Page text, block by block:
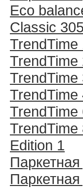
Eco
Classic
TrendTime
TrendTime
TrendTime
TrendTime
TrendTime
TrendTime
Edition 1